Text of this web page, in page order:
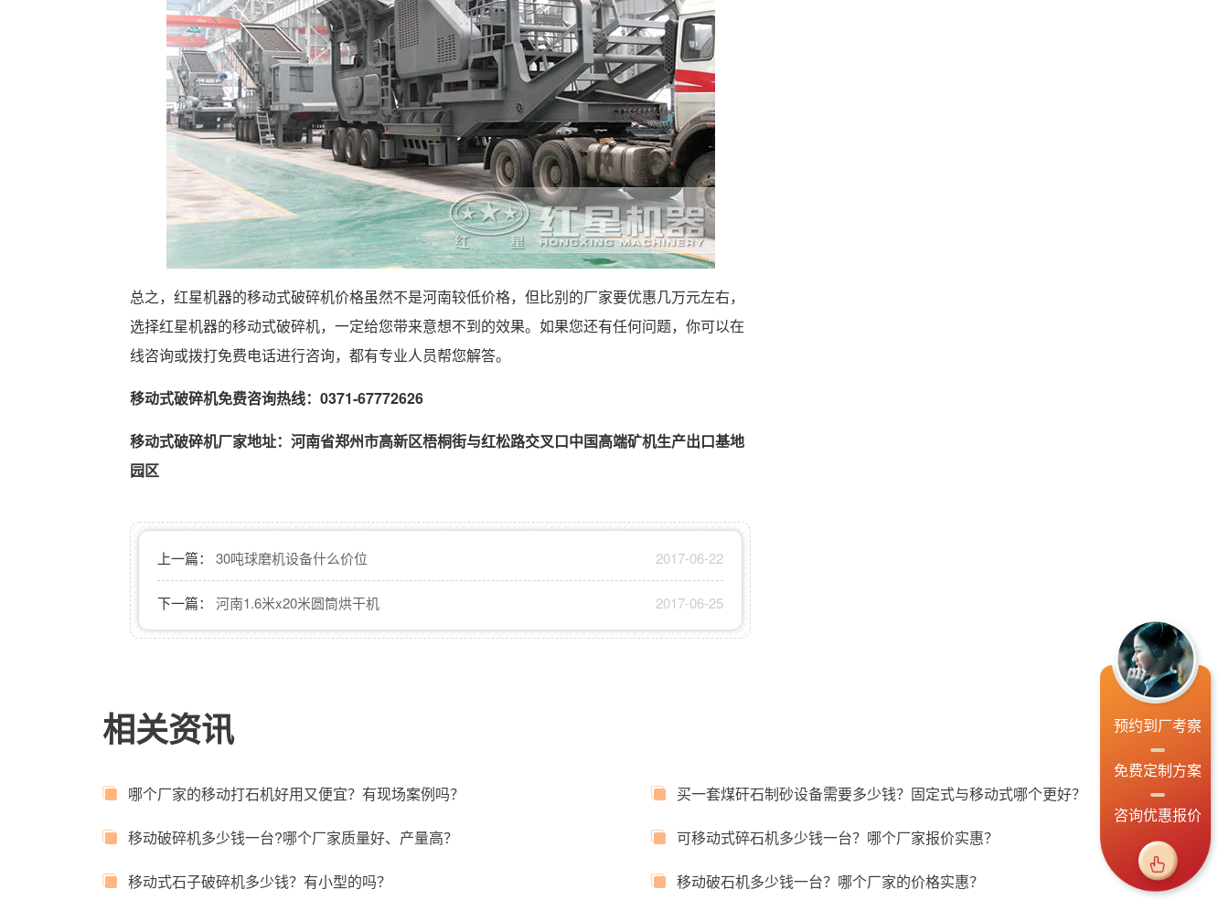
总之，红星机器的移动式破碎机价格虽然不是河南较低价格，但比别的厂家要优惠几万元左右，
选择红星机器的移动式破碎机，一定给您带来意想不到的效果。如果您还有任何问题，你可以在
线咨询或拨打免费电话进行咨询，都有专业人员帮您解答。
移动式破碎机免费咨询热线：0371-67772626
移动式破碎机厂家地址：河南省郑州市高新区梧桐街与红松路交叉口中国高端矿机生产出口基地
园区
上一篇： 30吨球磨机设备什么价位 2017-06-22
下一篇： 河南1.6米x20米圆筒烘干机 2017-06-25
相关资讯
哪个厂家的移动打石机好用又便宜？有现场案例吗？ 买一套煤矸石制砂设备需要多少钱？固定式与移动式哪个更好？
移动破碎机多少钱一台?哪个厂家质量好、产量高？ 可移动式碎石机多少钱一台？哪个厂家报价实惠？
移动式石子破碎机多少钱？有小型的吗？ 移动破石机多少钱一台？哪个厂家的价格实惠？
预约到厂考察
免费定制方案
咨询优惠报价